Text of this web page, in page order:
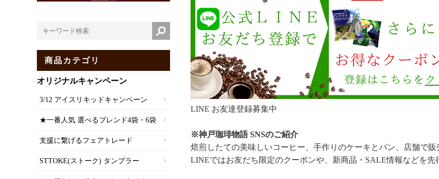
LINE お友達登録募集中
※神戸珈琲物語 SNSのご紹介
焙煎したての美味しいコーヒー、手作りのケーキとパン、店舗で販
LINEではお友だち限定のクーポンや、新商品・SALE情報などを
商品カテゴリ
オリジナルキャンペーン
3/12 アイスリキッドキャンペーン
★一番人気 選べるブレンド4袋・6袋
支援に繋げるフェアトレード
STTOKE(ストーク) タンブラー